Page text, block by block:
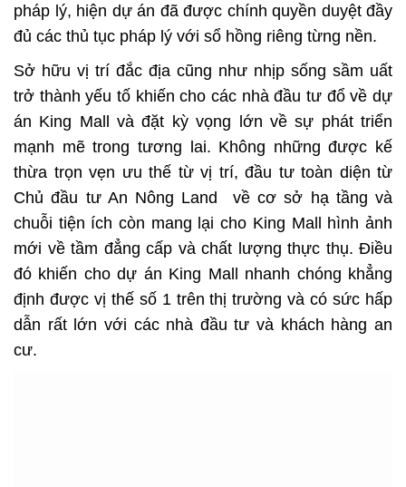
pháp lý, hiện dự án đã được chính quyền duyệt đầy
đủ các thủ tục pháp lý với sổ hồng riêng từng nền.
Sở hữu vị trí đắc địa cũng như nhịp sống sầm uất
trở thành yếu tố khiến cho các nhà đầu tư đổ về dự
án King Mall và đặt kỳ vọng lớn về sự phát triển
mạnh mẽ trong tương lai. Không những được kế
thừa trọn vẹn ưu thế từ vị trí, đầu tư toàn diện từ
Chủ đầu tư An Nông Land về cơ sở hạ tầng và
chuỗi tiện ích còn mang lại cho King Mall hình ảnh
mới về tầm đẳng cấp và chất lượng thực thụ. Điều
đó khiến cho dự án King Mall nhanh chóng khẳng
định được vị thế số 1 trên thị trường và có sức hấp
dẫn rất lớn với các nhà đầu tư và khách hàng an
cư.